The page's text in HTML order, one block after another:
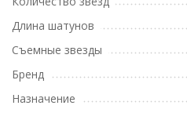
Длина шатунов
Съемные звезды
Бренд
Назначение